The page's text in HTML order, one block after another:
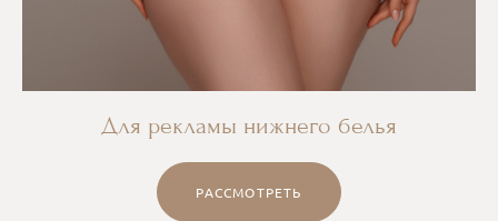
Для рекламы нижнего белья
РАССМОТРЕТЬ